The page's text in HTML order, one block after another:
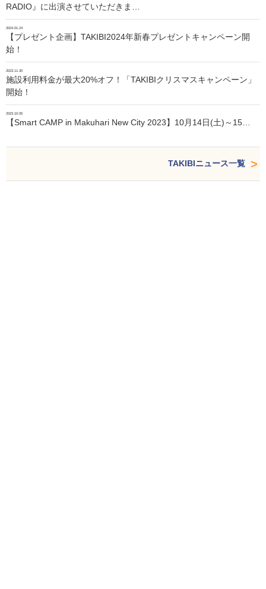
RADIO』に出演させていただきま…
2024.01.24
【プレゼント企画】TAKIBI2024年新春プレゼントキャンペーン開
始！
2023.11.30
施設利用料金が最大20%オフ！「TAKIBIクリスマスキャンペーン」
開始！
2023.10.05
【Smart CAMP in Makuhari New City 2023】10月14日(土)～15…
TAKIBIニュース一覧